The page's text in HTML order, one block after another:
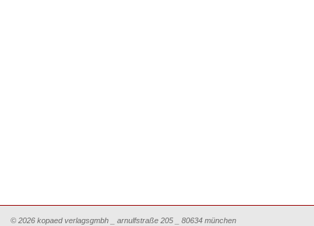
© 2026 kopaed verlagsgmbh _ arnulfstraße 205 _ 80634 münchen